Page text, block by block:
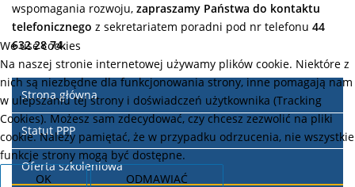
wspomagania rozwoju, zapraszamy Państwa do kontaktu
telefonicznego z sekretariatem poradni pod nr telefonu 44
632 28 74.
Strona główna
Statut PPP
Oferta szkoleniowa
We use cookies
Na naszej stronie internetowej używamy plików cookie. Niektóre z
nich są niezbędne dla funkcjonowania strony, inne pomagają nam
w ulepszaniu tej strony i doświadczeń użytkownika (Tracking
Cookies). Możesz sam zdecydować, czy chcesz zezwolić na pliki
cookie. Należy pamiętać, że w przypadku odrzucenia, nie wszystkie
funkcje strony mogą być dostępne.
OK
ODMAWIAĆ